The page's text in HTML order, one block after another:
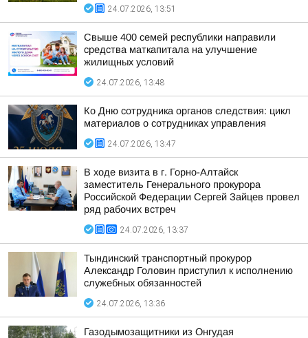
24.07.2026, 13:51
Свыше 400 семей республики направили
средства маткапитала на улучшение
жилищных условий
24.07.2026, 13:48
Ко Дню сотрудника органов следствия: цикл
материалов о сотрудниках управления
24.07.2026, 13:47
В ходе визита в г. Горно-Алтайск
заместитель Генерального прокурора
Российской Федерации Сергей Зайцев провел
ряд рабочих встреч
24.07.2026, 13:37
Тындинский транспортный прокурор
Александр Головин приступил к исполнению
служебных обязанностей
24.07.2026, 13:36
Газодымозащитники из Онгудая